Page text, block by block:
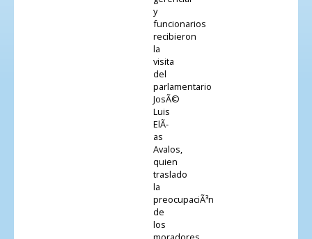
y
funcionarios
recibieron
la
visita
del
parlamentario
JosÃ©
Luis
ElÃ­
as
Avalos,
quien
traslado
la
preocupaciÃ³n
de
los